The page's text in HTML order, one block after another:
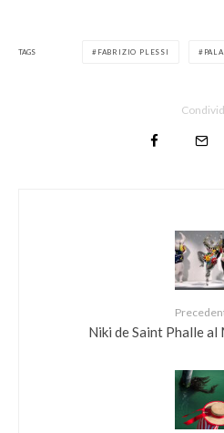
TAGS FABRIZIO PLESSI
Niki de Saint Phalle al